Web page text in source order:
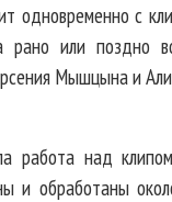
одновременно с
рано или поздно
Мышцына и
работа над
и обработаны